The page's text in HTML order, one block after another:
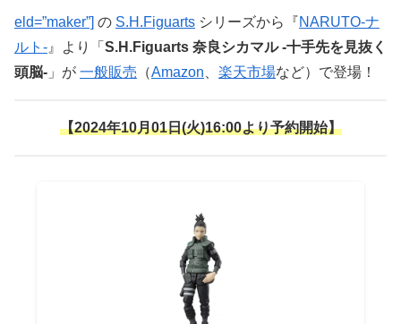
eld=”maker”] の S.H.Figuarts シリーズから『NARUTO-ナ
ルト- 』より「 S.H.Figuarts 奈良シカマル -十手先を見抜く
頭脳- 」が 一般販売 （Amazon 楽天市場など）で登場！
【2024年10月01日(火)16:00より予約開始】